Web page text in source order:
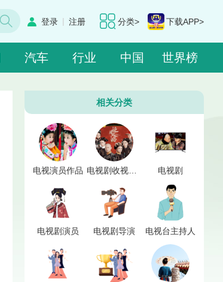
分类> 下载APP>
登录 | 注册
汽车 行业 中国 世界榜
相关分类
电视演员作品 电视剧收视点击率 电视剧
电视剧演员 电视剧导演 电视台主持人